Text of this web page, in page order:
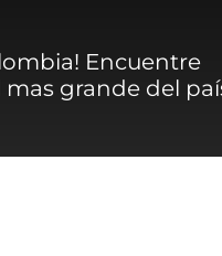
Encuentre
grande del